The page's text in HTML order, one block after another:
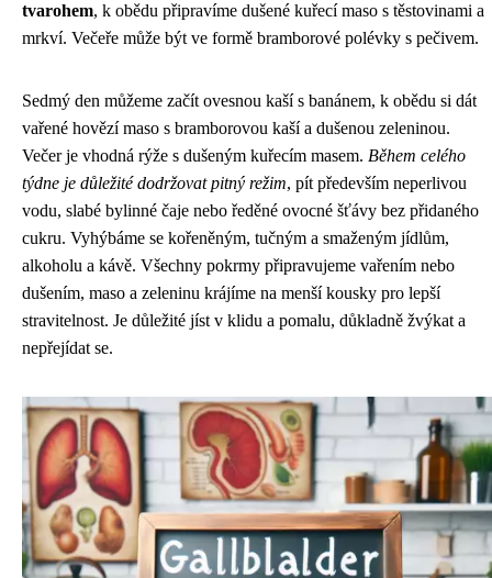
tvarohem, k obědu připravíme dušené kuřecí maso s těstovinami a
mrkví. Večeře může být ve formě bramborové polévky s pečivem.
Sedmý den můžeme začít ovesnou kaší s banánem, k obědu si dát
vařené hovězí maso s bramborovou kaší a dušenou zeleninou.
Večer je vhodná rýže s dušeným kuřecím masem. Během celého
týdne je důležité dodržovat pitný režim, pít především neperlivou
vodu, slabé bylinné čaje nebo ředěné ovocné šťávy bez přidaného
cukru. Vyhýbáme se kořeněným, tučným a smaženým jídlům,
alkoholu a kávě. Všechny pokrmy připravujeme vařením nebo
dušením, maso a zeleninu krájíme na menší kousky pro lepší
stravitelnost. Je důležité jíst v klidu a pomalu, důkladně žvýkat a
nepřejídat se.